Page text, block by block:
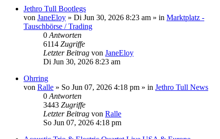
Jethro Tull Bootlegs
von JaneEloy » Di Jun 30, 2026 8:23 am » in Marktplatz -
Tauschbörse / Trading
0 Antworten
6114 Zugriffe
Letzter Beitrag von JaneEloy
Di Jun 30, 2026 8:23 am
Ohrring
von Ralle » So Jun 07, 2026 4:18 pm » in Jethro Tull News
0 Antworten
3443 Zugriffe
Letzter Beitrag von Ralle
So Jun 07, 2026 4:18 pm